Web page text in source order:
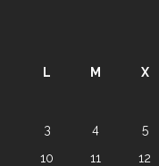
L M X
3
4 5
10
11 12